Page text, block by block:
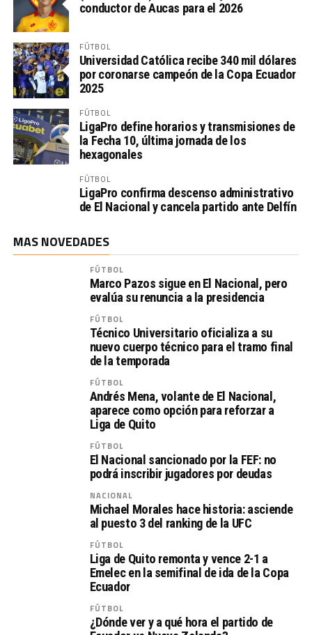
conductor de Aucas para el 2026
FÚTBOL
Universidad Católica recibe 340 mil dólares
por coronarse campeón de la Copa Ecuador
2025
FÚTBOL
LigaPro define horarios y transmisiones de
la Fecha 10, última jornada de los
hexagonales
FÚTBOL
LigaPro confirma descenso administrativo
de El Nacional y cancela partido ante Delfín
MAS NOVEDADES
FÚTBOL
Marco Pazos sigue en El Nacional, pero
evalúa su renuncia a la presidencia
FÚTBOL
Técnico Universitario oficializa a su
nuevo cuerpo técnico para el tramo final
de la temporada
FÚTBOL
Andrés Mena, volante de El Nacional,
aparece como opción para reforzar a
Liga de Quito
FÚTBOL
El Nacional sancionado por la FEF: no
podrá inscribir jugadores por deudas
NACIONAL
Michael Morales hace historia: asciende
al puesto 3 del ranking de la UFC
FÚTBOL
Liga de Quito remonta y vence 2-1 a
Emelec en la semifinal de ida de la Copa
Ecuador
FÚTBOL
¿Dónde ver y a qué hora el partido de